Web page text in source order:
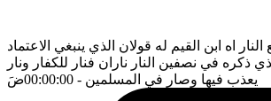
اه ابن القيم له قولان الذي ينبغي الاعتماد
ذكره في نصفين النار ناران فنار للكفار ونار
يعذب فيها وصار في المسلمين - 00:00:00 ضَ